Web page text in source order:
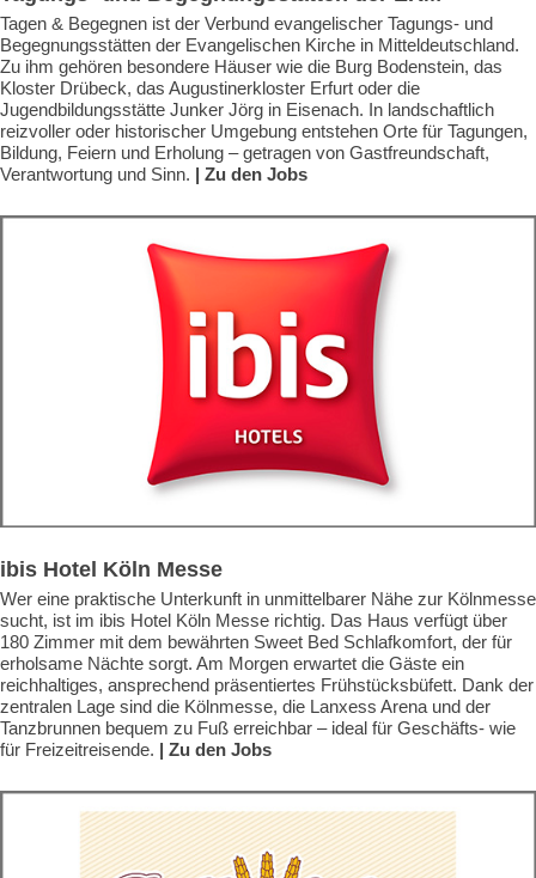
Tagen & Begegnen ist der Verbund evangelischer Tagungs- und
Begegnungsstätten der Evangelischen Kirche in Mitteldeutschland.
Zu ihm gehören besondere Häuser wie die Burg Bodenstein, das
Kloster Drübeck, das Augustinerkloster Erfurt oder die
Jugendbildungsstätte Junker Jörg in Eisenach. In landschaftlich
reizvoller oder historischer Umgebung entstehen Orte für Tagungen,
Bildung, Feiern und Erholung – getragen von Gastfreundschaft,
Verantwortung und Sinn. | Zu den Jobs
ibis Hotel Köln Messe
Wer eine praktische Unterkunft in unmittelbarer Nähe zur Kölnmesse
sucht, ist im ibis Hotel Köln Messe richtig. Das Haus verfügt über
180 Zimmer mit dem bewährten Sweet Bed Schlafkomfort, der für
erholsame Nächte sorgt. Am Morgen erwartet die Gäste ein
reichhaltiges, ansprechend präsentiertes Frühstücksbüfett. Dank der
zentralen Lage sind die Kölnmesse, die Lanxess Arena und der
Tanzbrunnen bequem zu Fuß erreichbar – ideal für Geschäfts- wie
für Freizeitreisende. | Zu den Jobs